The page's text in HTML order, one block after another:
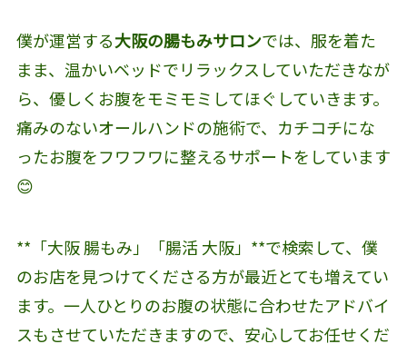
僕が運営する大阪の腸もみサロンでは、服を着た
まま、温かいベッドでリラックスしていただきなが
ら、優しくお腹をモミモミしてほぐしていきます。
痛みのないオールハンドの施術で、カチコチにな
ったお腹をフワフワに整えるサポートをしています
😊
**「大阪 腸もみ」「腸活 大阪」**で検索して、僕
のお店を見つけてくださる方が最近とても増えてい
ます。一人ひとりのお腹の状態に合わせたアドバイ
スもさせていただきますので、安心してお任せくだ